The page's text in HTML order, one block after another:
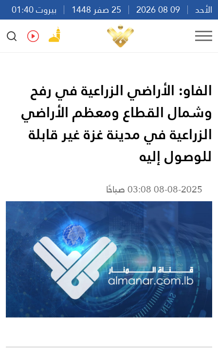
الأحد
بيروت 01:40
Ar
En Fr Es
الفاو: الأراضي الزراعية في رفح
وشمال القطاع ومعظم الأراضي
الزراعية في مدينة غزة غير قابلة
للوصول إليه
08-08-2025 03:08 صباحًا